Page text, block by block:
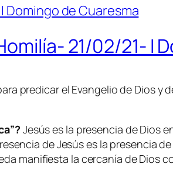
21/02/21- I
predicar el Evangelio de Dios y
Jesús es la presencia de Dios
de Jesús es la presencia
manifiesta la cercanía de Dios